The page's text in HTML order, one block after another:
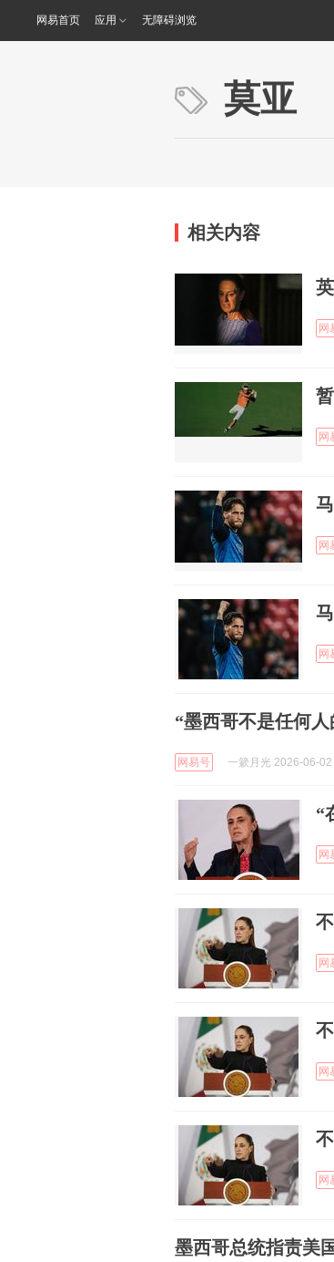
网易首页 应用 无障碍浏览
莫亚
相关内容
网
网
网
网
“墨西哥不是任何
网易号 一簌月光 2026-06-02
“
网
网
网
网
墨西哥总统指责美